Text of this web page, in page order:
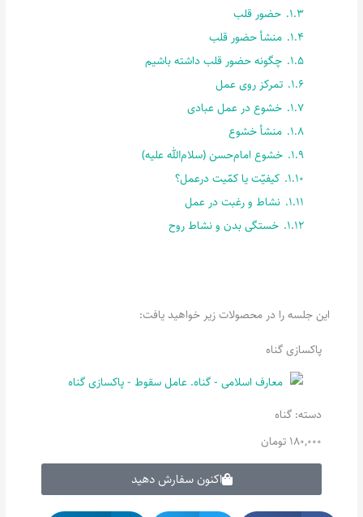
1.3. حضور قلب
1.4. منشأ حضور قلب
1.5. چگونه حضور قلب داشته باشیم
1.6. تمرکز روی عمل
1.7. خشوع در عمل عبادی
1.8. منشأ خشوع
1.9. خشوع امام‌حسن (سلام‌الله علیه)
1.10. کیفیّت یا کمّیت درعمل؟
1.11. نشاط و رغبت در عمل
1.12. خستگی بدن و نشاط روح
این جلسه را در محصولات زیر خواهید یافت:
پاکسازی گناه
دسته:گناه
180,000 تومان
اکنون سفارش دهید